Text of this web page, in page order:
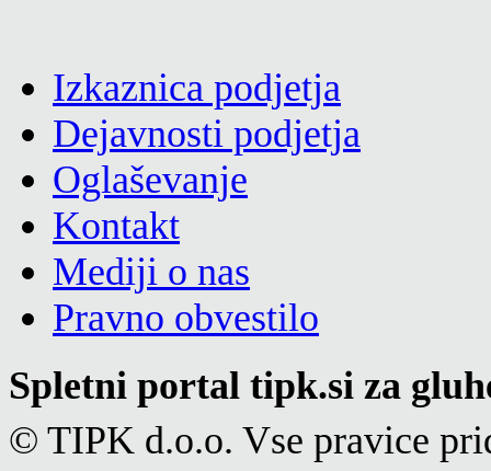
Izkaznica podjetja
Dejavnosti podjetja
Oglaševanje
Kontakt
Mediji o nas
Pravno obvestilo
Spletni portal tipk.si za
© TIPK d.o.o. Vse pravice